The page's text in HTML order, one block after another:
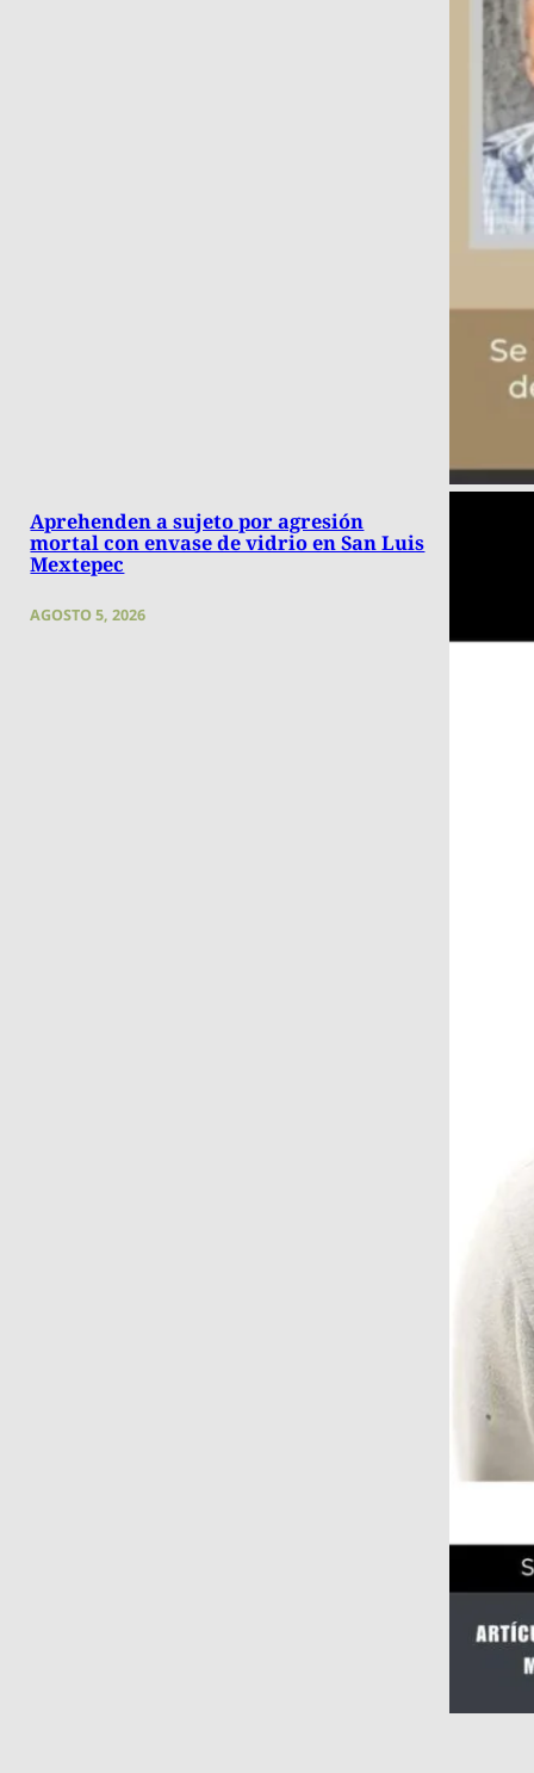
Aprehenden a sujeto por agresión
mortal con envase de vidrio en San Luis
Mextepec
AGOSTO 5, 2026